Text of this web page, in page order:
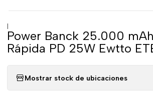
|
Power Banck 25.000
Rápida PD 25W Ewtto
Mostrar stock de ubicaciones